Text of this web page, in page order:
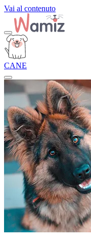
Vai al contenuto
CANE